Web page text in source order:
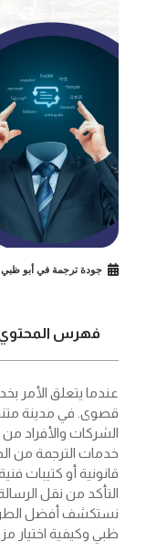
جودة ترجمة في أبو ظبي
فهرس
عندما يتعلق الأمر
قصوى. في مدينة
الشركات والأفراد
خدمات الترجمة من
قانونية أو كتيبات
التأكد من نقل
نستكشف أفضل
ظبي وكيفية اختيار